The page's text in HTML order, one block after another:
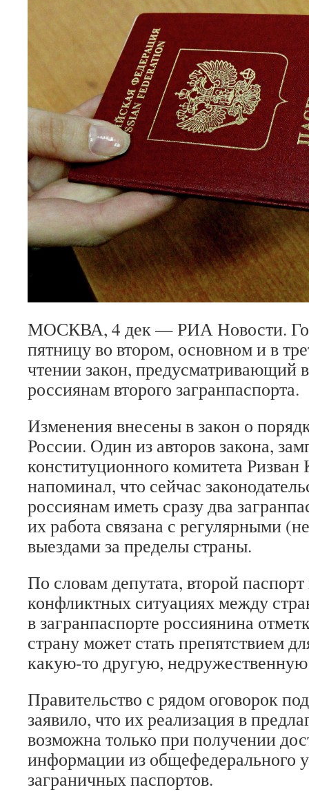
МОСКВА, 4 дек — РИА Новости.
пятницу во втором, основном и в
чтении закон, предусматривающий
россиянам второго загранпаспорта.
Изменения внесены в закон о
России. Один из авторов закона,
конституционного комитета
напоминал, что сейчас
россиянам иметь сразу два
их работа связана с регулярными
выездами за пределы страны.
По словам депутата, второй
конфликтных ситуациях между
в загранпаспорте россиянина
страну может стать препятствием
какую-то другую,
Правительство с рядом оговорок
заявило, что их реализация в
возможна только при получении
информации из общефедерального
заграничных паспортов.